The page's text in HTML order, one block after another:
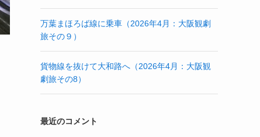
万葉まほろば線に乗車（2026年4月：大阪観劇
旅その９）
貨物線を抜けて大和路へ（2026年4月：大阪観
劇旅その8）
最近のコメント